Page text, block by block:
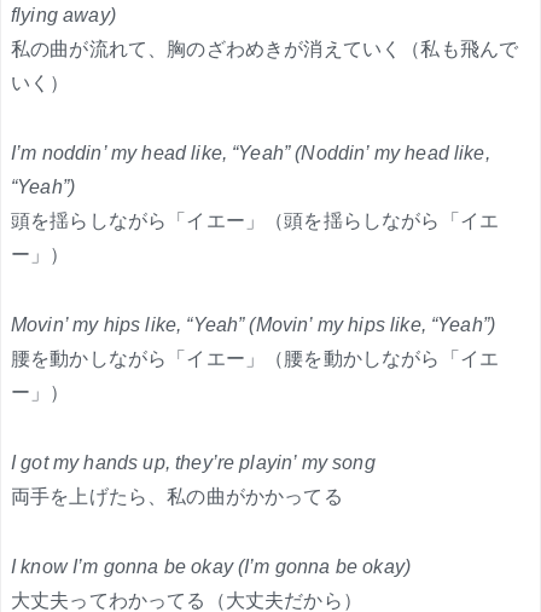
flying away)
私の曲が流れて、胸のざわめきが消えていく（私も飛んで
いく）
I’m noddin’ my head like, “Yeah” (Noddin’ my head like,
“Yeah”)
頭を揺らしながら「イエー」（頭を揺らしながら「イエ
ー」）
Movin’ my hips like, “Yeah” (Movin’ my hips like, “Yeah”)
腰を動かしながら「イエー」（腰を動かしながら「イエ
ー」）
I got my hands up, they’re playin’ my song
両手を上げたら、私の曲がかかってる
I know I’m gonna be okay (I’m gonna be okay)
大丈夫ってわかってる（大丈夫だから）